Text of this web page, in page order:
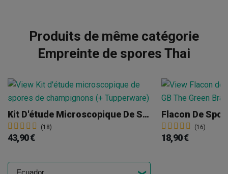
Produits de même catégorie
Empreinte de spores Thai
Kit D'étude Microscopique De Spores De Champignons (+ Tupperware)
(18)
43,90 €
Flacon De
(16)
18,90 €